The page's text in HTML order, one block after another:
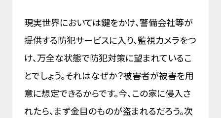
現実世界においては鍵をかけ、警備会社等が
提供する防犯サービスに入り、監視カメラをつ
け、万全な状態で防犯対策に望まれているこ
とでしょう。それはなぜか？被害者が被害を用
意に想定できるからです。今、この家に侵入さ
れたら、まず金目のものが盗まれるだろう。次